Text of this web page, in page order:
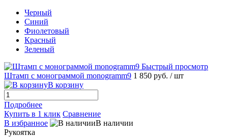
Черный
Синий
Фиолетовый
Красный
Зеленый
Быстрый просмотр
Штамп с монограммой monogramm9 1 850 руб. / шт
В корзину
Подробнее
Купить в 1 клик Сравнение
В избранное
В наличии
Рукоятка